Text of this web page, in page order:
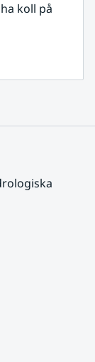
koll på